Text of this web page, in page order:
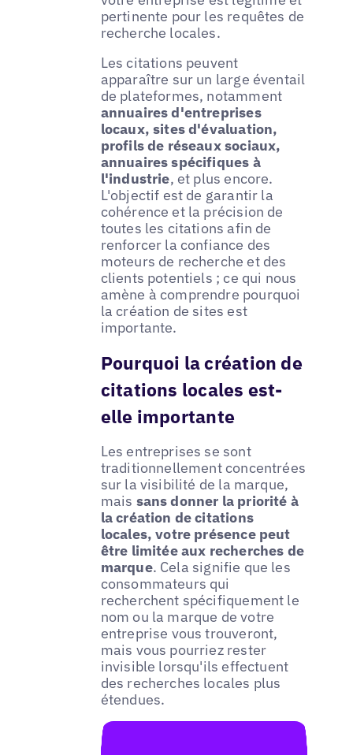
pertinente pour les requêtes de
recherche locales.
Les citations peuvent
apparaître sur un large éventail
de plateformes, notamment
annuaires d'entreprises
locaux, sites d'évaluation,
profils de réseaux sociaux,
annuaires spécifiques à
l'industrie, et plus encore.
L'objectif est de garantir la
cohérence et la précision de
toutes les citations afin de
renforcer la confiance des
moteurs de recherche et des
clients potentiels ; ce qui nous
amène à comprendre pourquoi
la création de sites est
importante.
Pourquoi la création de
citations locales est-
elle importante
Les entreprises se sont
traditionnellement concentrées
sur la visibilité de la marque,
mais sans donner la priorité à
la création de citations
locales, votre présence peut
être limitée aux recherches de
marque. Cela signifie que les
consommateurs qui
recherchent spécifiquement le
nom ou la marque de votre
entreprise vous trouveront,
mais vous pourriez rester
invisible lorsqu'ils effectuent
des recherches locales plus
étendues.